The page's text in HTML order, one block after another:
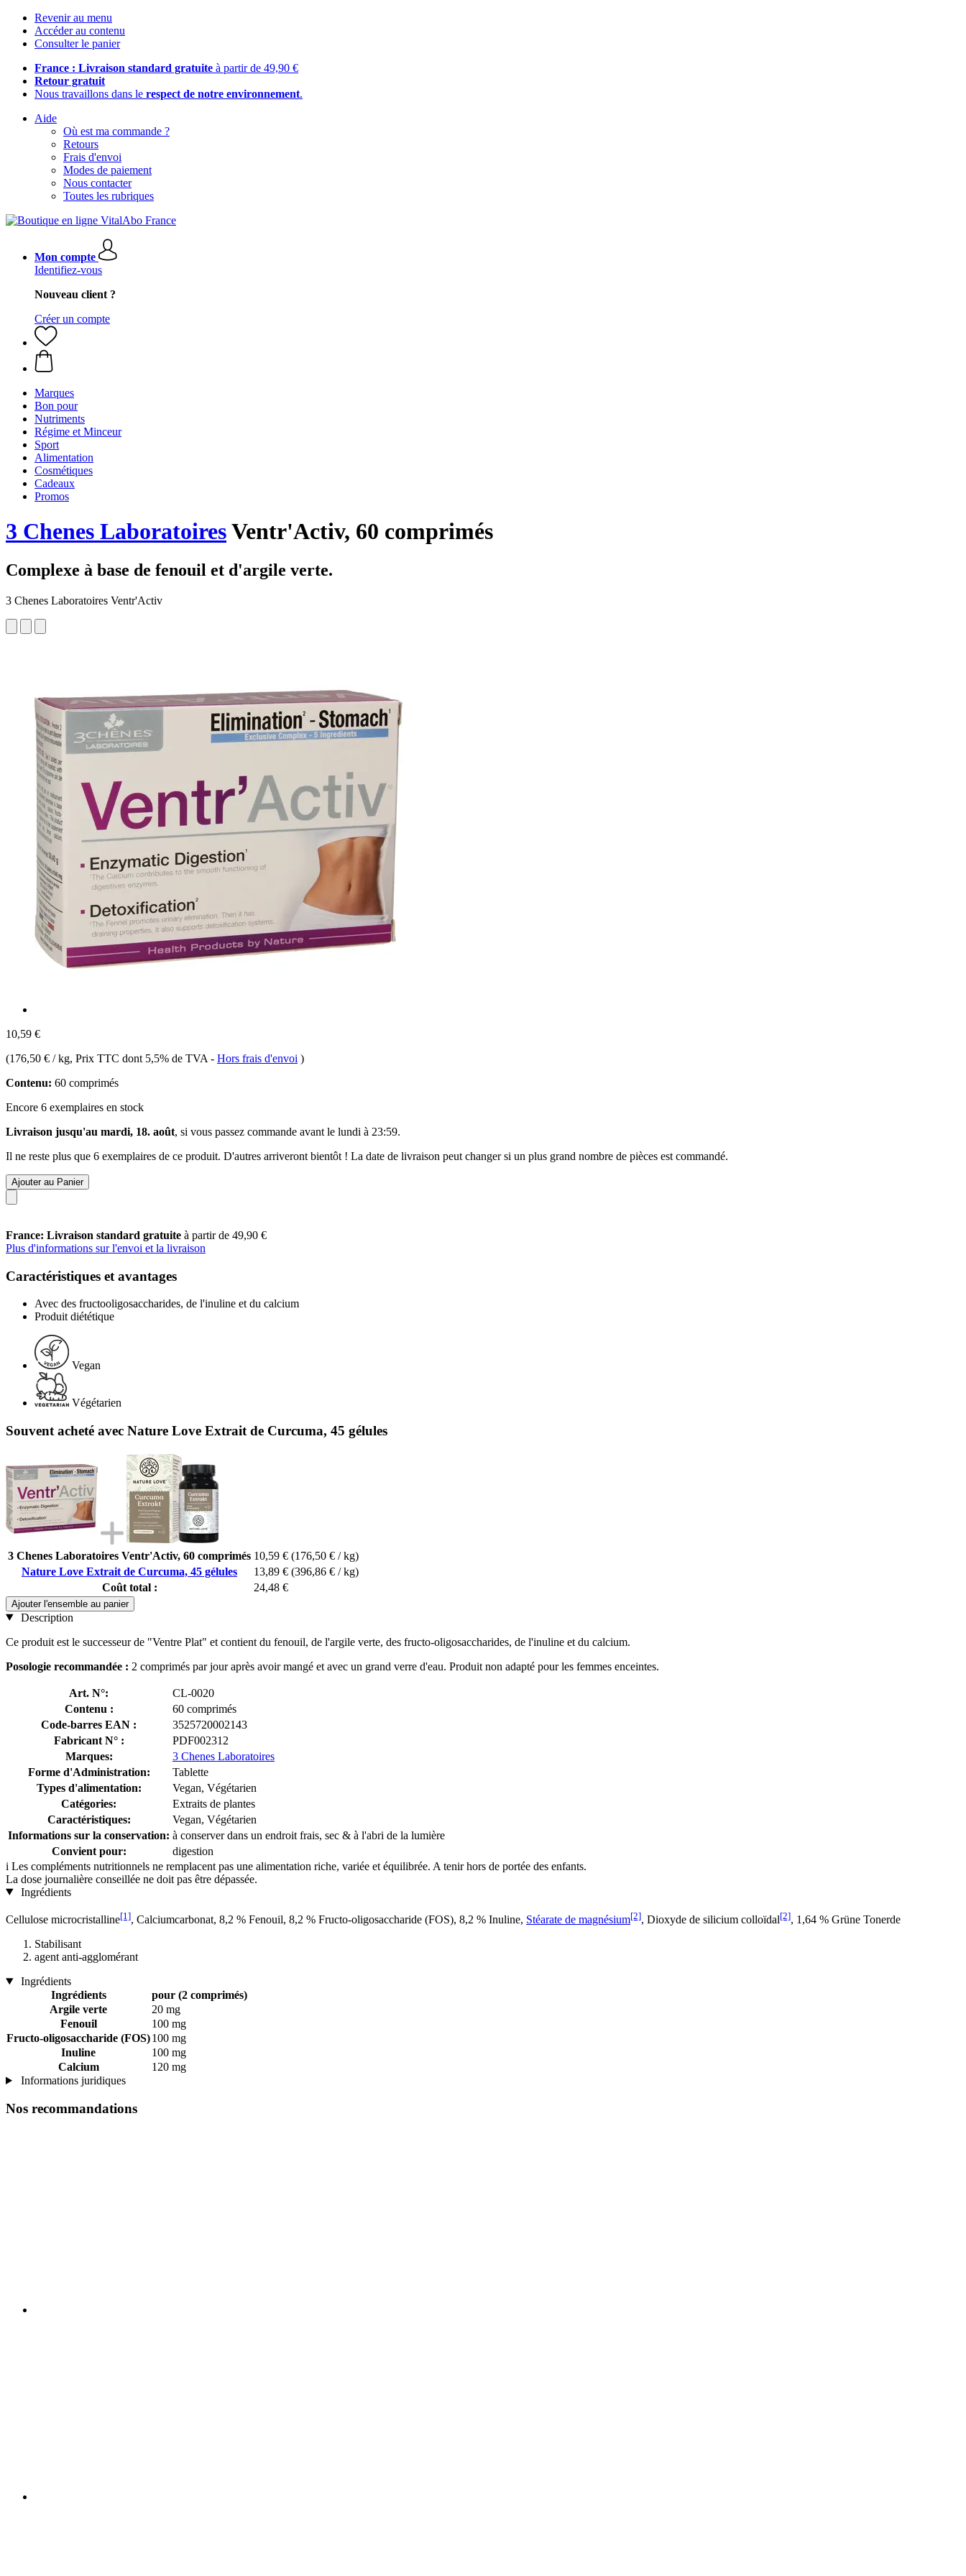
Revenir au menu
Accéder au contenu
Consulter le panier
France : Livraison standard gratuite à partir de 49,90 €
Retour gratuit
Nous travaillons dans le respect de notre environnement.
Aide
Où est ma commande ?
Retours
Frais d'envoi
Modes de paiement
Nous contacter
Toutes les rubriques
Mon compte
Identifiez-vous
Nouveau client ?
Créer un compte
Marques
Bon pour
Nutriments
Régime et Minceur
Sport
Alimentation
Cosmétiques
Cadeaux
Promos
3 Chenes LaboratoiresVentr'Activ, 60 comprimés
Complexe à base de fenouil et d'argile verte.
3 Chenes Laboratoires Ventr'Activ
10,59 €
(176,50 € / kg, Prix TTC dont 5,5% de TVA - Hors frais d'envoi )
Contenu: 60 comprimés
Encore 6 exemplaires en stock
Livraison jusqu'au mardi, 18. août, si vous passez commande avant le lundi à 23:59.
Il ne reste plus que 6 exemplaires de ce produit. D'autres arriveront bientôt ! La date de livraison peut changer si un plus grand nombre de pièces est commandé.
Ajouter au Panier
France: Livraison standard gratuite à partir de 49,90 €
Plus d'informations sur l'envoi et la livraison
Caractéristiques et avantages
Avec des fructooligosaccharides, de l'inuline et du calcium
Produit diététique
Vegan
Végétarien
Souvent acheté avec Nature Love Extrait de Curcuma, 45 gélules
3 Chenes Laboratoires Ventr'Activ, 60 comprimés 10,59 € (176,50 € / kg)
Nature Love Extrait de Curcuma, 45 gélules
13,89 € (396,86 € / kg)
Coût total :
24,48 €
Ajouter l'ensemble au panier
Description
Ce produit est le successeur de "Ventre Plat" et contient du fenouil, de l'argile verte, des fructo-oligosaccharides, de l'inuline et du calcium.
Posologie recommandée : 2 comprimés par jour après avoir mangé et avec un grand verre d'eau. Produit non adapté pour les femmes enceintes.
Art. N°:
CL-0020
Contenu :
60 comprimés
Code-barres EAN :
3525720002143
Fabricant N° :
PDF002312
Marques:
3 Chenes Laboratoires
Forme d'Administration:
Tablette
Types d'alimentation:
Vegan, Végétarien
Catégories:
Extraits de plantes
Caractéristiques:
Vegan, Végétarien
Informations sur la conservation: à conserver dans un endroit frais, sec & à l'abri de la lumière
Convient pour:
digestion
i Les compléments nutritionnels ne remplacent pas une alimentation riche, variée et équilibrée. A tenir hors de portée des enfants.
La dose journalière conseillée ne doit pas être dépassée.
Ingrédients
Cellulose microcristalline[1], Calciumcarbonat, 8,2 % Fenouil, 8,2 % Fructo-oligosaccharide (FOS), 8,2 % Inuline, Stéarate de magnésium[2], Dioxyde de silicium colloïdal[2], 1,64 % Grüne Tonerde
Stabilisant
agent anti-agglomérant
Ingrédients
Ingrédients
pour (2 comprimés)
Argile verte
20 mg
Fenouil
100 mg
Fructo-oligosaccharide (FOS)100 mg
Inuline
100 mg
Calcium
120 mg
Informations juridiques
Nos recommandations